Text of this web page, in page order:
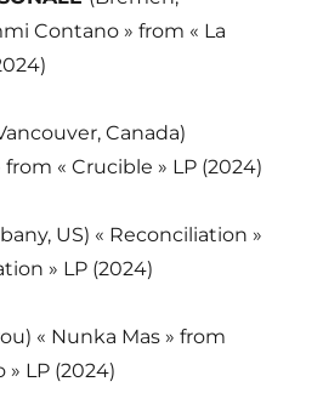
Contano » from « La
Canada)
« Crucible » LP (2024)
US) « Reconciliation »
» LP (2024)
« Nunka Mas » from
LP (2024)